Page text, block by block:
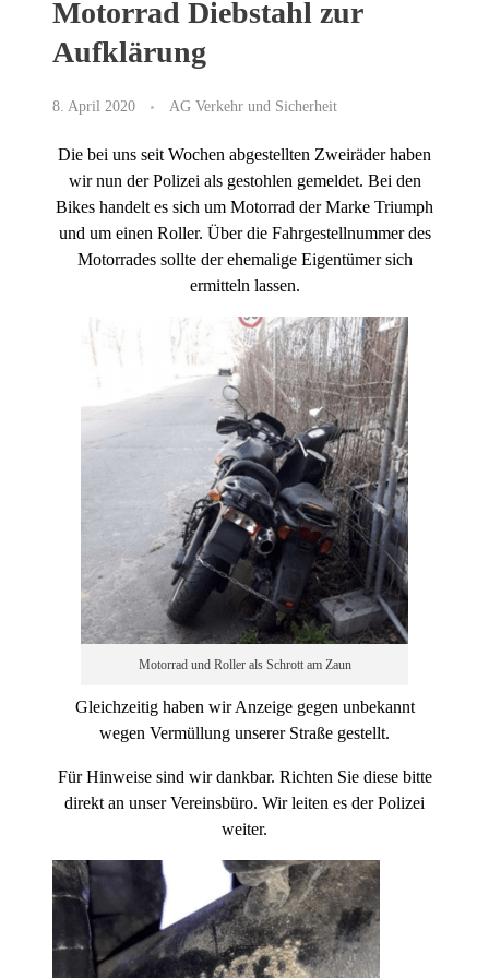
Motorrad Diebstahl zur
Aufklärung
8. April 2020 AG Verkehr und Sicherheit
Die bei uns seit Wochen abgestellten Zweiräder haben
wir nun der Polizei als gestohlen gemeldet. Bei den
Bikes handelt es sich um Motorrad der Marke Triumph
und um einen Roller. Über die Fahrgestellnummer des
Motorrades sollte der ehemalige Eigentümer sich
ermitteln lassen.
Motorrad und Roller als Schrott am Zaun
Gleichzeitig haben wir Anzeige gegen unbekannt
wegen Vermüllung unserer Straße gestellt.
Für Hinweise sind wir dankbar. Richten Sie diese bitte
direkt an unser Vereinsbüro. Wir leiten es der Polizei
weiter.